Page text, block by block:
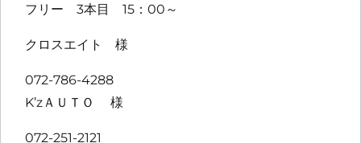
フリー 3本目 15：00～
クロスエイト 様
072-786-4288
K’zＡＵＴＯ 様
072-251-2121